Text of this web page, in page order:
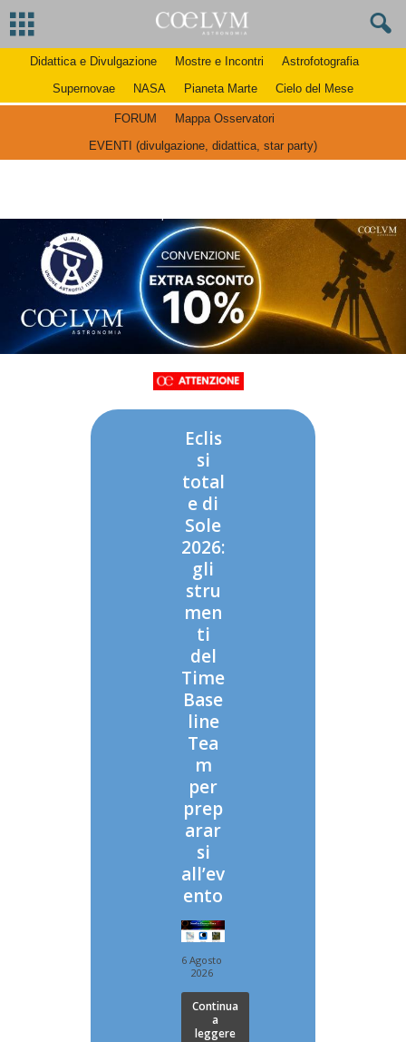
Didattica e Divulgazione Mostre e Incontri
Astrofotografia
Supernovae
NASA Pianeta Marte Cielo del Mese
FORUM
Mappa Osservatori
EVENTI (divulgazione, didattica, star party)
Eclis
si
total
e di
Sole
2026:
gli
stru
men
ti
del
Time
Base
line
Tea
m
per
prep
arar
si
all’ev
ento
6 Agosto
2026
Continua
a
leggere